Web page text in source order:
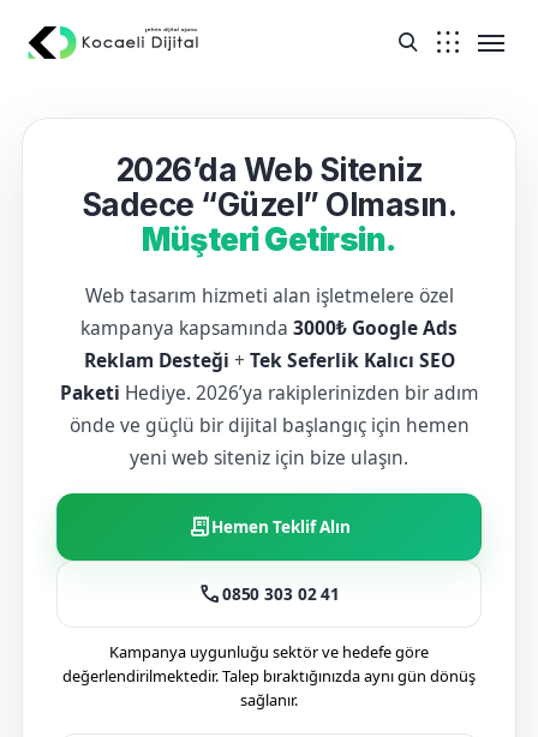
2026’da Web Siteniz
Sadece “Güzel” Olmasın.
Müşteri Getirsin.
Web tasarım hizmeti alan işletmelere özel
kampanya kapsamında 3000₺ Google Ads
Reklam Desteği + Tek Seferlik Kalıcı SEO
Paketi Hediye. 2026’ya rakiplerinizden bir adım
önde ve güçlü bir dijital başlangıç için hemen
yeni web siteniz için bize ulaşın.
receipt_longHemen Teklif Alın
call0850 303 02 41
Kampanya uygunluğu sektör ve hedefe göre
değerlendirilmektedir. Talep bıraktığınızda aynı gün dönüş
sağlanır.